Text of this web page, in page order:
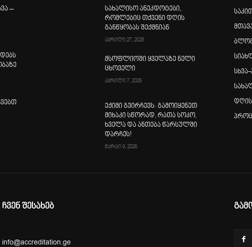
–
სახალისო ანეკდოტები,
რომლებიც თქვენი დღის
განწყობას შექმნიან
აპრილი 27, 2026
მსოფლიოში ყველაზე ნელი
ცხოველი
აპრილი 7, 2026
ექიმი გვირჩევს: გამოიყენეთ
მიხაკი სწორად, რათა სოკო,
ხველა და ანთება წარსულში
დარჩეს!
მარტი 9, 2026
სხვა-
ჩვენ შესახებ
info@accreditation.ge